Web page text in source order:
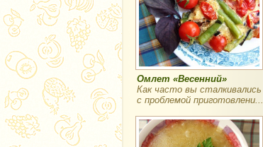
Омлет «Весенний»
Как часто вы сталкивались
с проблемой приготовлени...